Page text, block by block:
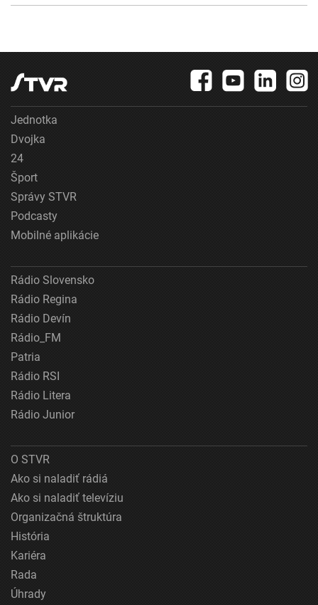
Jednotka
Dvojka
24
Šport
Správy STVR
Podcasty
Mobilné aplikácie
Rádio Slovensko
Rádio Regina
Rádio Devín
Rádio_FM
Patria
Rádio RSI
Rádio Litera
Rádio Junior
O STVR
Ako si naladiť rádiá
Ako si naladiť televíziu
Organizačná štruktúra
História
Kariéra
Rada
Úhrady